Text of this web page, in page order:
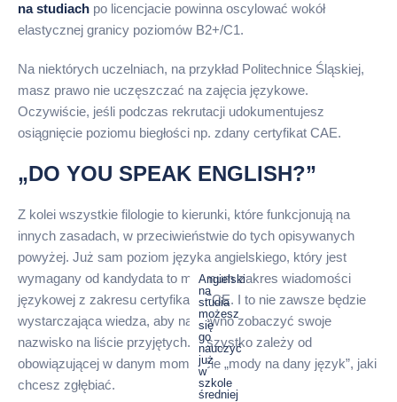
na studiach po licencjacie powinna oscylować wokół
elastycznej granicy poziomów B2+/C1.
Na niektórych uczelniach, na przykład Politechnice Śląskiej,
masz prawo nie uczęszczać na zajęcia językowe.
Oczywiście, jeśli podczas rekrutacji udokumentujesz
osiągnięcie poziomu biegłości np. zdany certyfikat CAE.
„DO YOU SPEAK ENGLISH?”
Z kolei wszystkie filologie to kierunki, które funkcjonują na
innych zasadach, w przeciwieństwie do tych opisywanych
powyżej. Już sam poziom języka angielskiego, który jest
wymagany od kandydata to minimum zakres wiadomości
językowej z zakresu certyfikatu FCE. I to nie zawsze będzie
wystarczająca wiedza, aby na pewno zobaczyć swoje
nazwisko na liście przyjętych. Wszystko zależy od
obowiązującej w danym momencie „mody na dany język”, jaki
chcesz zgłębiać.
Angielski
na
studia
możesz
się
go
nauczyć
już
w
szkole
średniej